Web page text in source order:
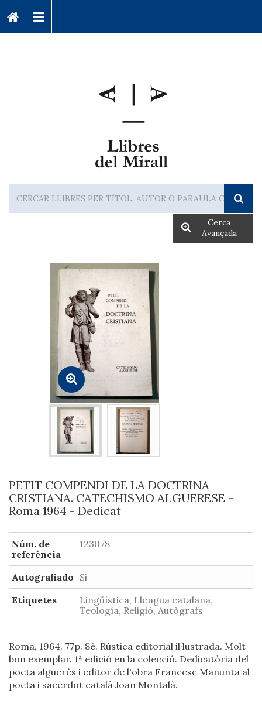
Cerca
Avançada
PETIT COMPENDI DE LA DOCTRINA
CRISTIANA. CATECHISMO ALGUERESE -
Roma 1964 - Dedicat
Núm. de
referència
123078
Autografiado Si
Etiquetes
Lingüística, Llengua catalana,
Teología, Religió, Autògrafs
Roma, 1964. 77p. 8è. Rústica editorial il·lustrada. Molt
bon exemplar. 1ª edició en la colecció. Dedicatòria del
poeta alguerès i editor de l'obra Francesc Manunta al
poeta i sacerdot català Joan Montalà.